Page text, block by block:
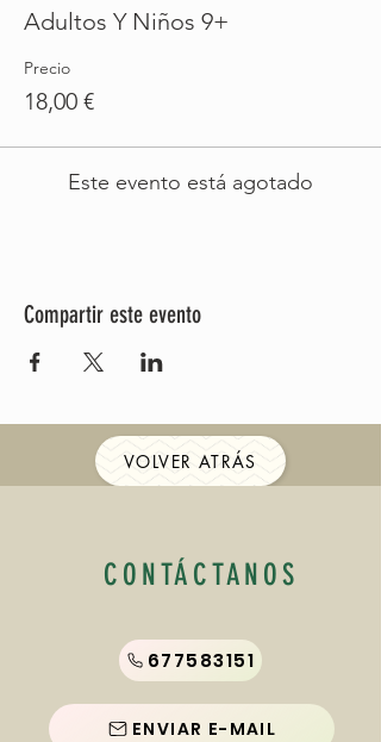
Adultos Y Niños 9+
Precio
18,00 €
Este evento está agotado
Compartir este evento
VOLVER ATRÁS
CONTÁCTANOS
677583151
ENVIAR E-MAIL